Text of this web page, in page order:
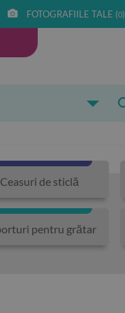
FOTOGRAFIILE TALE (0)
Ceasuri de sticlă
pentru grătar